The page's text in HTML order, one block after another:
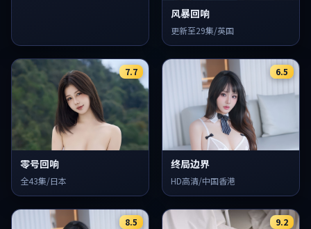
风暴回响
更新至29集/英国
7.7
零号回响
全43集/日本
6.5
终局边界
HD高清/中国香港
8.5 9.2